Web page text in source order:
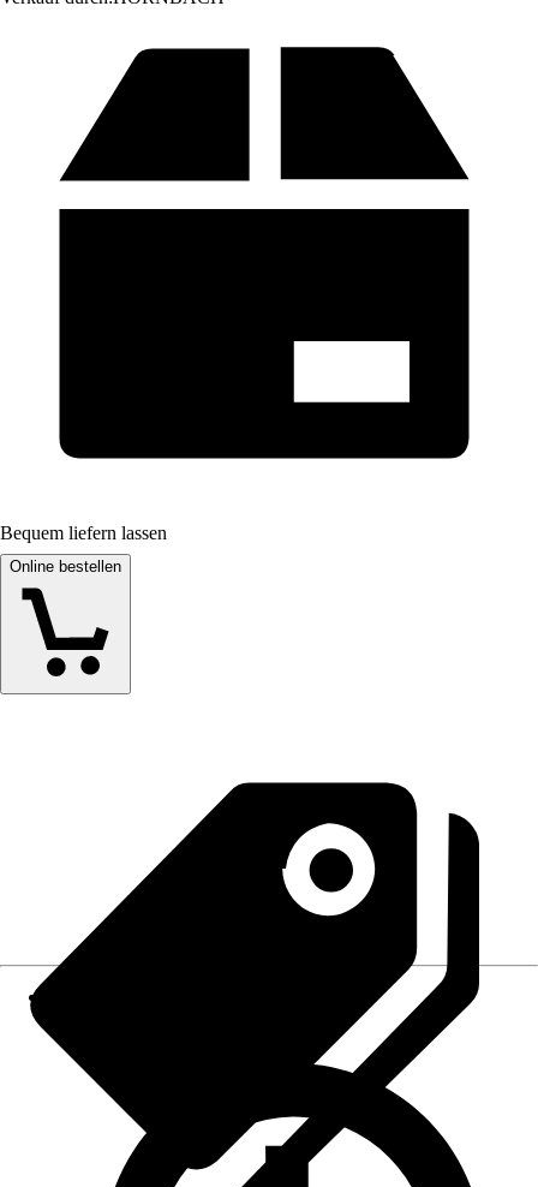
Bequem liefern lassen
Online bestellen